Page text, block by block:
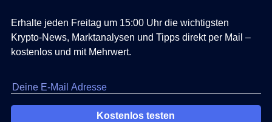
Erhalte jeden Freitag um 15:00 Uhr die wichtigsten
Krypto-News, Marktanalysen und Tipps direkt per Mail –
kostenlos und mit Mehrwert.
Kostenlos testen